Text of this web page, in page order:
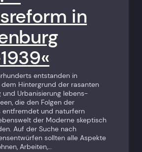
in
entstanden in
Hintergrund der rasanten
und Urbanisierung lebens­
die den Folgen der
entfremdet und naturfern
der Moderne skeptisch
Auf der Suche nach
sollten alle Aspekte
Arbeiten,…